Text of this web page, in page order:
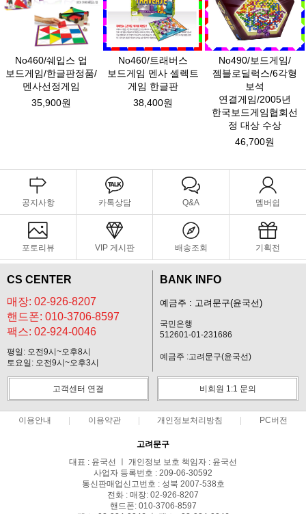
No460/쉐입스 업
보드게임/한글판정품/
멘사선정게임
35,900원
No460/트래버스
보드게임 멘사 셀렉트
게임 한글판
38,400원
No490/보드게임/
젬블로딜럭스/6각형
보석
연결게임/2005년
한국보드게임협회선
정 대상 수상
46,700원
공지사항 카톡상담 Q&A 멤버쉽
포토리뷰 VIP 게시판 배송조회 기획전
CS CENTER
매장: 02-926-8207
핸드폰: 010-3706-8597
팩스: 02-924-0046
평일: 오전9시~오후8시
토요일: 오전9시~오후3시
BANK INFO
예금주 : 고려문구(윤국선)
국민은행
512601-01-231686
예금주 :고려문구(윤국선)
고객센터 연결 비회원 1:1 문의
이용안내 이용약관 개인정보처리방침 PC버전
고려문구
대표 : 윤국선 ㅣ 개인정보 보호 책임자 : 윤국선
사업자 등록번호 : 209-06-30592
통신판매업신고번호 : 성북 2007-538호
전화 : 매장: 02-926-8207
핸드폰: 010-3706-8597